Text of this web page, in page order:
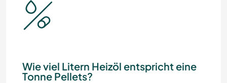
Wie viel Litern Heizöl entspricht eine
Tonne Pellets?